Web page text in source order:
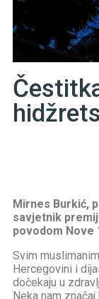
Mirnes Burkić,
savjetnik
povodom Nove
Svim
Hercegovini i
dočekaju u
Neka nam